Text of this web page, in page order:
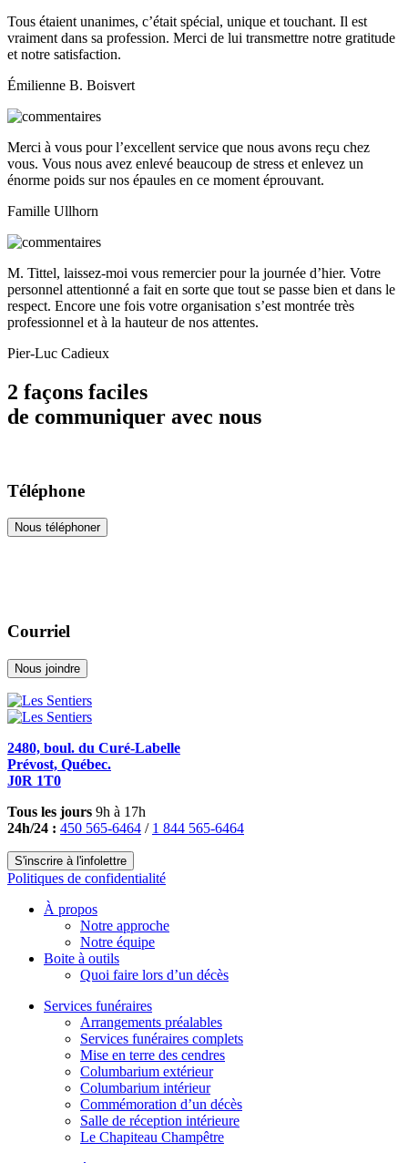
Tous étaient unanimes, c’était spécial, unique et touchant. Il est
vraiment dans sa profession. Merci de lui transmettre notre gratitude
et notre satisfaction.
Émilienne B. Boisvert
Merci à vous pour l’excellent service que nous avons reçu chez
vous. Vous nous avez enlevé beaucoup de stress et enlevez un
énorme poids sur nos épaules en ce moment éprouvant.
Famille Ullhorn
M. Tittel, laissez-moi vous remercier pour la journée d’hier. Votre
personnel attentionné a fait en sorte que tout se passe bien et dans le
respect. Encore une fois votre organisation s’est montrée très
professionnel et à la hauteur de nos attentes.
Pier-Luc Cadieux
2 façons faciles
de communiquer avec nous
Téléphone
Nous téléphoner
Courriel
Nous joindre
2480, boul. du Curé-Labelle
Prévost, Québec.
J0R 1T0
Tous les jours 9h à 17h
24h/24 : 450 565-6464 / 1 844 565-6464
S'inscrire à l'infolettre
Politiques de confidentialité
À propos
Notre approche
Notre équipe
Boite à outils
Quoi faire lors d’un décès
Services funéraires
Arrangements préalables
Services funéraires complets
Mise en terre des cendres
Columbarium extérieur
Columbarium intérieur
Commémoration d’un décès
Salle de réception intérieure
Le Chapiteau Champêtre